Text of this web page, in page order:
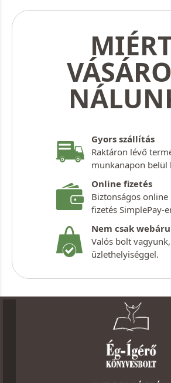
Gyors szállítás
Raktáron lévő
munkanapon belül
Online fizetés
Biztonságos
fizetés SimplePay-
Nem csak
Valós bolt
üzlethelyiséggel.